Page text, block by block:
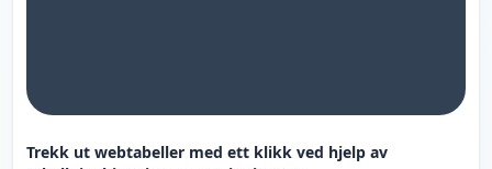
Trekk ut webtabeller med ett klikk ved hjelp av